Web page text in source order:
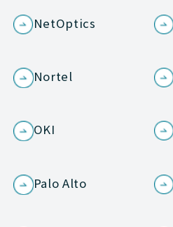
NetOptics
Nortel
OKI
Palo Alto